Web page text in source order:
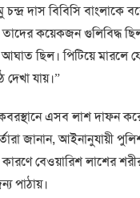
চন্দ্র দাস বিবিসি বাংলাকে
তাদের কয়েকজন গুলিবিদ্ধ
ছিল। পিটিয়ে মারলে
যায়।”
এসব লাশ দাফন
জানান, আইনানুযায়ী
বেওয়ারিশ লাশের
পাঠায়।